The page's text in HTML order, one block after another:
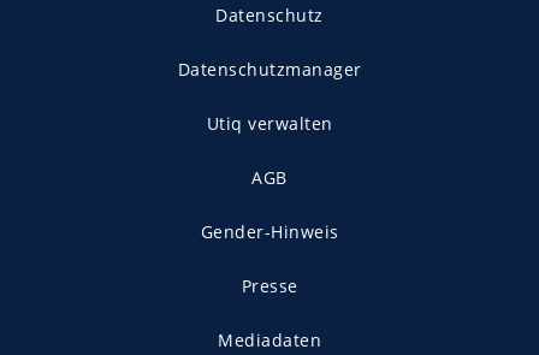
Datenschutz
Datenschutzmanager
Utiq verwalten
AGB
Gender-Hinweis
Presse
Mediadaten